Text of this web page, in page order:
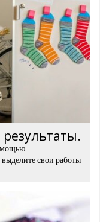
свои работы